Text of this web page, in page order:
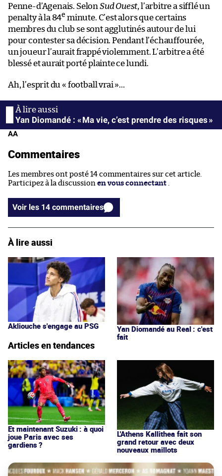
Penne-d’Agenais. Selon Sud Ouest, l’arbitre a sifflé un
penalty à la 84e minute. C’est alors que certains
membres du club se sont agglutinés autour de lui
pour contester sa décision. Pendant l’échauffourée,
un joueur l’aurait frappé violemment. L’arbitre a été
blessé et aurait porté plainte ce lundi.
Ah, l’esprit du « football vrai »…
Yan Diomandé : « Ma vie, c’est prendre des risques »
AA
Commentaires
Les membres ont posté 14 commentaires sur cet article.
Participez à la discussion en vous connectant .
Voir les 14 commentaires
À lire aussi
Akliouche s'engage au PSG
Yan Diomandé au Real : c'est
fait
Articles en tendances
Et maintenant Suzuki : à quoi
joue Paris avec ses
gardiens ?
L'Athens Kallithea fait son
grand retour avec deux
nouveaux maillots